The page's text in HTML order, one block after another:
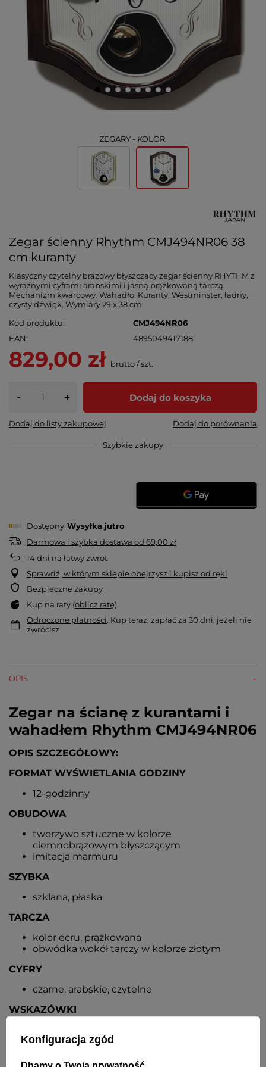
ZEGARY - KOLOR:
Zegar ścienny Rhythm CMJ494NR06 38
cm kuranty
Klasyczny czytelny brązowy błyszczący zegar ścienny RHYTHM z
wyraźnymi cyframi arabskimi i jasną prążkowaną tarczą.
Mechanizm kwarcowy. Wahadło. Kuranty, Westminster, ładny,
czysty dźwięk. Wymiary 29 x 38 cm
Kod produktu
CMJ494NR06
EAN
4895049417188
829,00 zł brutto/szt.
- + Dodaj do koszyka
Dodaj do listy zakupowej Dodaj do porównania
Szybkie zakupy
Dostępny Wysyłka jutro
Darmowa i szybka dostawa od 69,00 zł
14dni na łatwy zwrot
Sprawdź, w którym sklepie obejrzysz i kupisz od ręki
Bezpieczne zakupy
Kup na raty (oblicz ratę)
Odroczone płatności. Kup teraz, zapłać za 30 dni, jeżeli nie
zwrócisz
OPIS
Zegar na ścianę z kurantami i
wahadłem Rhythm CMJ494NR06
OPIS SZCZEGÓŁOWY:
FORMAT WYŚWIETLANIA GODZINY
12-godzinny
OBUDOWA
tworzywo sztuczne w kolorze
ciemnobrązowym błyszczącym
imitacja marmuru
SZYBKA
szklana, płaska
TARCZA
kolor ecru, prążkowana
obwódka wokół tarczy w kolorze złotym
CYFRY
czarne, arabskie, czytelne
WSKAZÓWKI
wskazówka sekundnika w kolorze złotym
MECHANIZM
Konfiguracja zgód